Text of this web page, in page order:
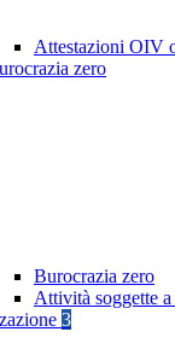
Attestazioni OIV
zero
Burocrazia zero
Attività soggette
3